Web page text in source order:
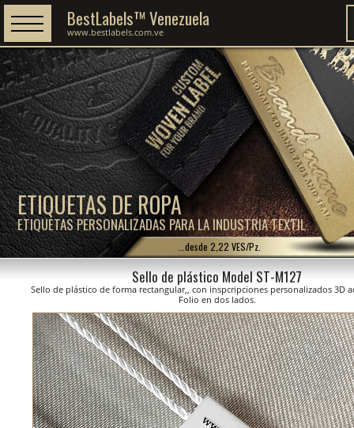
ETIQUETAS DE ROPA
ETIQUETAS PERSONALIZADAS PARA LA INDUSTRIA TEXTIL
BestLabels™ Venezuela
www.bestlabels.com.ve
...desde 2,22 VES/Pz.
Sello de plástico Model ST-M127
Sello de plástico de forma rectangular,, con inspcripciones personalizados 3D
Folio en dos lados.